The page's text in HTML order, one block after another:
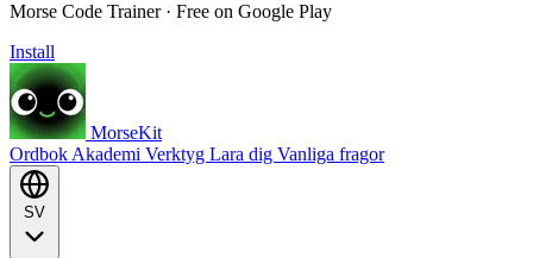
Morse Code Trainer · Free on Google Play
Install
MorseKit
Ordbok Akademi Verktyg Lara dig Vanliga fragor